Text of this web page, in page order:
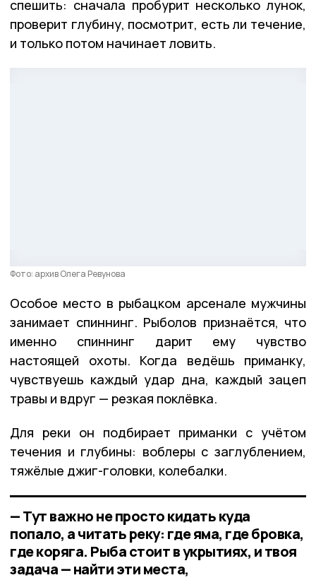
спешить: сначала пробурит несколько лунок,
проверит глубину, посмотрит, есть ли течение,
и только потом начинает ловить.
Фото: архив Олега Ревунова
Особое место в рыбацком арсенале мужчины
занимает спиннинг. Рыболов признаётся, что
именно спиннинг дарит ему чувство
настоящей охоты. Когда ведёшь приманку,
чувствуешь каждый удар дна, каждый зацеп
травы и вдруг — резкая поклёвка.
Для реки он подбирает приманки с учётом
течения и глубины: воблеры с заглублением,
тяжёлые джиг-головки, колебалки.
— Тут важно не просто кидать куда
попало, а читать реку: где яма, где бровка,
где коряга. Рыба стоит в укрытиях, и твоя
задача — найти эти места,